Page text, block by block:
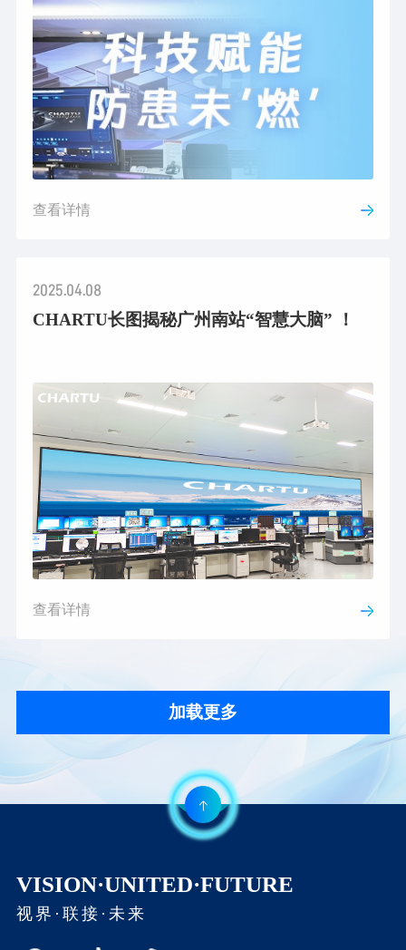
查看详情
2025.04.08
CHARTU长图揭秘广州南站“智慧大脑” ！
查看详情
加载更多
VISION·UNITED·FUTURE
视界·联接·未来